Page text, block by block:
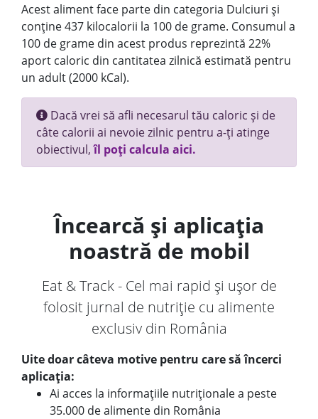
Acest aliment face parte din categoria Dulciuri și
conține 437 kilocalorii la 100 de grame. Consumul a
100 de grame din acest produs reprezintă 22%
aport caloric din cantitatea zilnică estimată pentru
un adult (2000 kCal).
Dacă vrei să afli necesarul tău caloric și de
câte calorii ai nevoie zilnic pentru a-ți atinge
obiectivul,îl poți calcula aici.
Încearcă și aplicația
noastră de mobil
Eat & Track - Cel mai rapid și ușor de
folosit jurnal de nutriție cu alimente
exclusiv din România
Uite doar câteva motive pentru care să încerci
aplicația:
Ai acces la informațiile nutriționale a peste
35.000 de alimente din România